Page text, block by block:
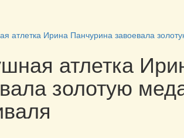
атлетка Ирина Панчурина завоевала
атлетка
золотую